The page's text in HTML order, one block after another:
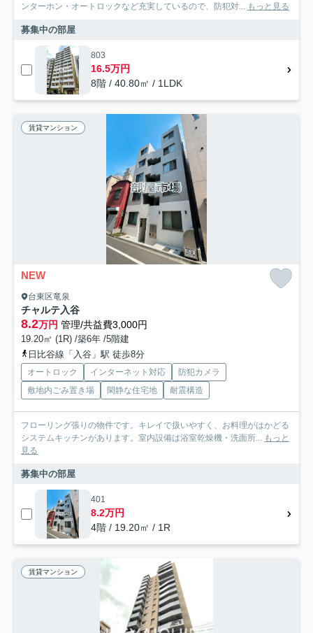
ンターホン・オートロックなど充実しているので、防犯対... もっと見る
募集中の部屋
803
16.5万円
8階 / 40.80㎡ / 1LDK
賃貸マンション
NEW
台東区竜泉
チャルテ入谷
8.2万円 管理/共益費3,000円
19.20㎡ (1R) /築6年 /5階建
日比谷線「入谷」駅 徒歩8分
オートロック インターネット対応
防犯カメラ
敷地内ごみ置き場
閑静な住宅地 耐震構造
フローリング張りの物件です。キレイで扱いやすく、お料理がはかどる
システムキッチンがあります。室内設備は浴室乾燥機・洗面所... もっと
見る
募集中の部屋
401
8.2万円
4階 / 19.20㎡ / 1R
賃貸マンション